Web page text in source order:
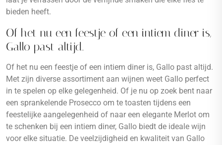
bieden heeft.
Of het nu een feestje of een intiem diner is,
Gallo past altijd.
Of het nu een feestje of een intiem diner is, Gallo past altijd.
Met zijn diverse assortiment aan wijnen weet Gallo perfect
in te spelen op elke gelegenheid. Of je nu op zoek bent naar
een sprankelende Prosecco om te toasten tijdens een
feestelijke aangelegenheid of naar een elegante Merlot om
te schenken bij een intiem diner, Gallo biedt de ideale wijn
voor elke situatie. De veelzijdigheid en kwaliteit van Gallo